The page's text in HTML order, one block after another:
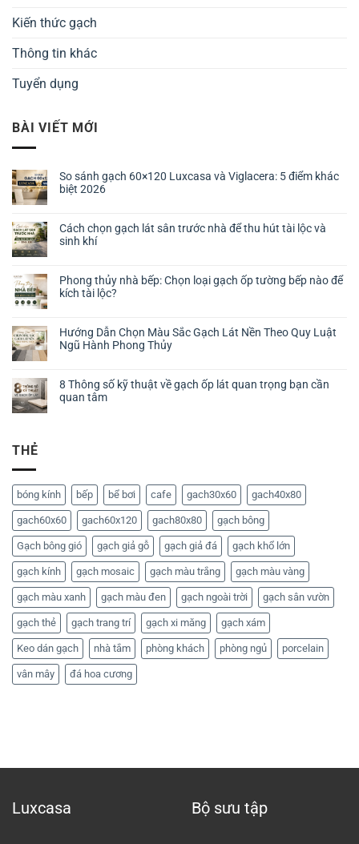
Kiến thức gạch
Thông tin khác
Tuyển dụng
BÀI VIẾT MỚI
So sánh gạch 60×120 Luxcasa và Viglacera: 5 điểm khác
biệt 2026
Cách chọn gạch lát sân trước nhà để thu hút tài lộc và
sinh khí
Phong thủy nhà bếp: Chọn loại gạch ốp tường bếp nào để
kích tài lộc?
Hướng Dẫn Chọn Màu Sắc Gạch Lát Nền Theo Quy Luật
Ngũ Hành Phong Thủy
8 Thông số kỹ thuật về gạch ốp lát quan trọng bạn cần
quan tâm
THẺ
bóng kính bếp bể bơi cafe gach30x60 gach40x80
gach60x60 gach60x120 gach80x80 gạch bông
Gạch bông gió gạch giả gỗ gạch giả đá gạch khổ lớn
gạch kính gạch mosaic gạch màu trắng gạch màu vàng
gạch màu xanh gạch màu đen gạch ngoài trời gạch sân vườn
gạch thẻ gạch trang trí gạch xi măng gạch xám
Keo dán gạch nhà tắm phòng khách phòng ngủ porcelain
vân mây đá hoa cương
Luxcasa Bộ sưu tập